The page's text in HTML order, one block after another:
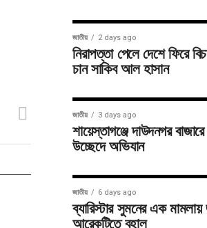
জাতীয় 2 days ago
নিরাপত্তা পেলে দেশে ফিরে
চান সাকিব আল হাসান
জাতীয় 3 days ago
শায়েস্তাগঞ্জে দাউদনগর
উচ্ছেদে অভিযান
জাতীয় 6 days ago
ব্যারিস্টার সুমনের এক
আরেকটিতে বহাল